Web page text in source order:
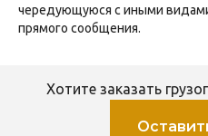
чередующуюся с иными
прямого сообщения.
Хотите заказать